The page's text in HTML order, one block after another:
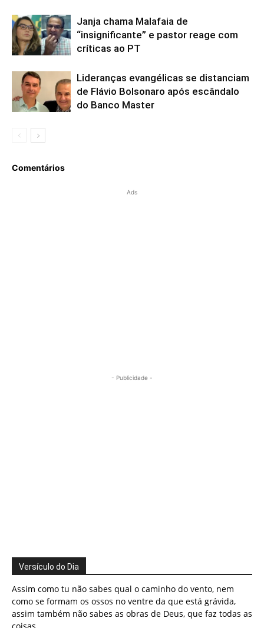
Janja chama Malafaia de
“insignificante” e pastor reage com
críticas ao PT
Lideranças evangélicas se distanciam
de Flávio Bolsonaro após escândalo
do Banco Master
Comentários
Ads
- Publicidade -
Versículo do Dia
Assim como tu não sabes qual o caminho do vento, nem
como se formam os ossos no ventre da que está grávida,
assim também não sabes as obras de Deus, que faz todas as